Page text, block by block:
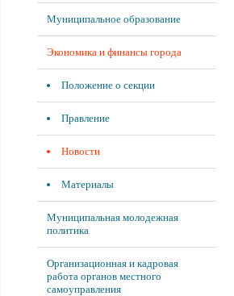
Муниципальное образование
Экономика и финансы города
Положение о секции
Правление
Новости
Материалы
Муниципальная молодежная
политика
Организационная и кадровая
работа органов местного
самоуправления